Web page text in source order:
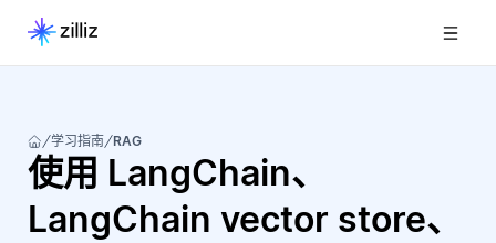
学习指南 RAG
使用 LangChain、
LangChain vector store、